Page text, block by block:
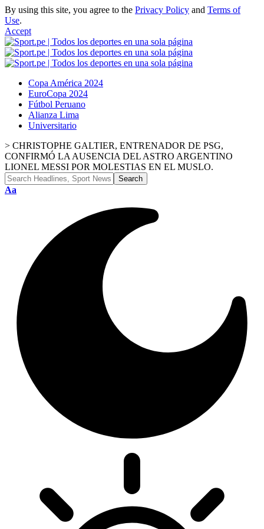
By using this site, you agree to the Privacy Policy and Terms of
Use.
Accept
Copa América 2024
EuroCopa 2024
Fútbol Peruano
Alianza Lima
Universitario
> CHRISTOPHE GALTIER, ENTRENADOR DE PSG,
CONFIRMÓ LA AUSENCIA DEL ASTRO ARGENTINO
LIONEL MESSI POR MOLESTIAS EN EL MUSLO.
Font
Aa